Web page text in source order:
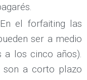
el forfaiting las
ser a medio
a los cinco años).
son a corto plazo